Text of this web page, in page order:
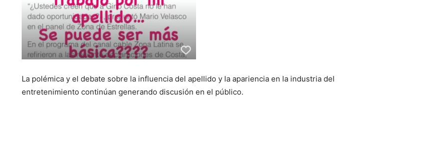
La polémica y el debate sobre la influencia del apellido y la apariencia en la industria del
entretenimiento continúan generando discusión en el público.